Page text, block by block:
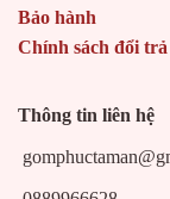
Bảo hành
Chính sách đổi
Thông tin liên hệ